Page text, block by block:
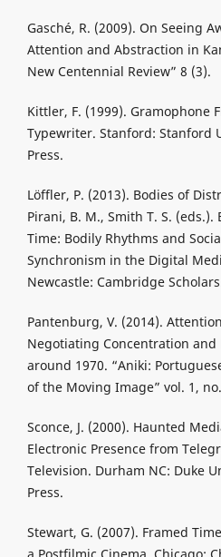
Gasché, R. (2009). On Seeing
Attention and Abstraction in
New Centennial Review” 8 (3).
Kittler, F. (1999). Gramophone
Typewriter. Stanford: Stanford
Press.
Löffler, P. (2013). Bodies of
Pirani, B. M., Smith T. S. (eds.).
Time: Bodily Rhythms and
Synchronism in the Digital
Newcastle: Cambridge
Pantenburg, V. (2014).
Negotiating Concentration and
around 1970. “Aniki:
of the Moving Image” vol. 1,
Sconce, J. (2000). Haunted
Electronic Presence from
Television. Durham NC: Duke
Press.
Stewart, G. (2007). Framed